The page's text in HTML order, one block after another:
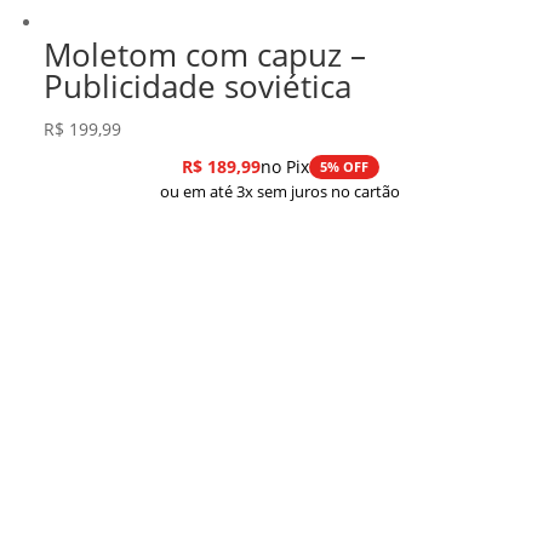
Moletom com capuz –
Publicidade soviética
R$ 199,99
R$189,99no Pix 5% OFF
ou em até 3x sem juros no cartão